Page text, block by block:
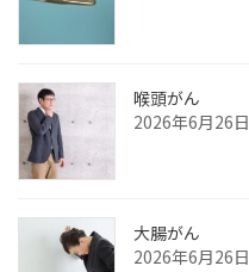
喉頭がん
2026年6月26日
大腸がん
2026年6月26日